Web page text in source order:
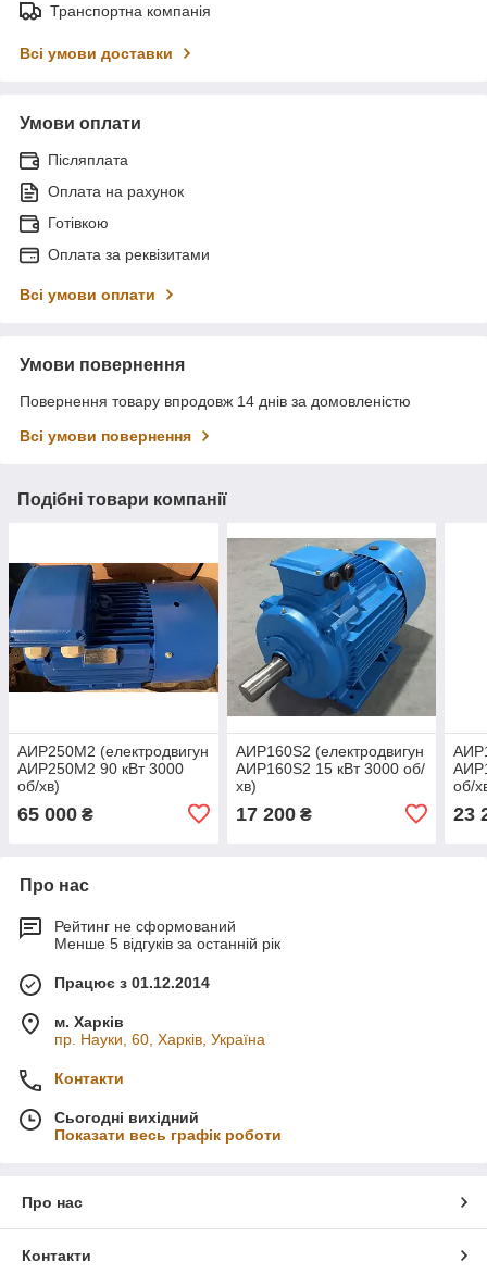
Транспортна компанія
Всі умови доставки
Умови оплати
Післяплата
Оплата на рахунок
Готівкою
Оплата за реквізитами
Всі умови оплати
Умови повернення
Повернення товару впродовж 14 днів за домовленістю
Всі умови повернення
Подібні товари компанії
АИР250М2 (електродвигун
АИР250М2 90 кВт 3000
об/хв)
65 000 ₴
АИР160S2 (електродвигун
АИР160S2 15 кВт 3000 об/
хв)
17 200₴
об/
23
Про нас
Рейтинг не сформований
Менше 5 відгуків за останній рік
Працює з 01.12.2014
м. Харків
пр. Науки, 60, Харків, Україна
Контакти
Сьогодні вихідний
Показати весь графік роботи
Про нас
Контакти